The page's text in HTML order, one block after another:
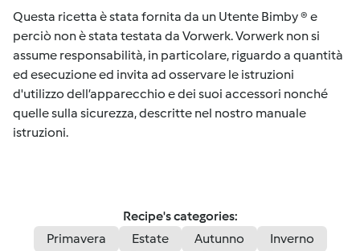
Questa ricetta è stata fornita da un Utente Bimby ® e
perciò non è stata testata da Vorwerk. Vorwerk non si
assume responsabilità, in particolare, riguardo a quantità
ed esecuzione ed invita ad osservare le istruzioni
d'utilizzo dell’apparecchio e dei suoi accessori nonché
quelle sulla sicurezza, descritte nel nostro manuale
istruzioni.
Recipe's categories:
Primavera
Estate Autunno
Inverno